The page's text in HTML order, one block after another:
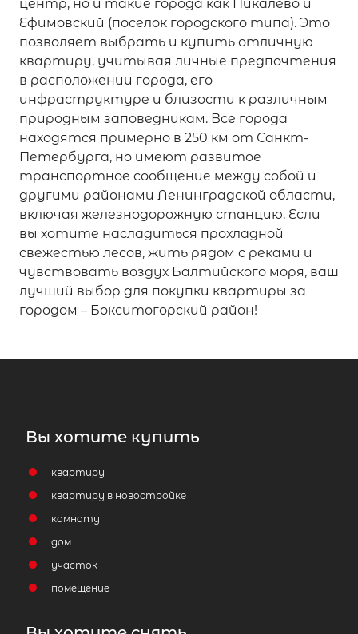
центр, но и такие города как Пикалево и
Ефимовский (поселок городского типа). Это
позволяет выбрать и купить отличную
квартиру, учитывая личные предпочтения
в расположении города, его
инфраструктуре и близости к различным
природным заповедникам. Все города
находятся примерно в 250 км от Санкт-
Петербурга, но имеют развитое
транспортное сообщение между собой и
другими районами Ленинградской области,
включая железнодорожную станцию. Если
вы хотите насладиться прохладной
свежестью лесов, жить рядом с реками и
чувствовать воздух Балтийского моря, ваш
лучший выбор для покупки квартиры за
городом – Бокситогорский район!
Вы хотите купить
квартиру
квартиру в новостройке
комнату
дом
участок
помещение